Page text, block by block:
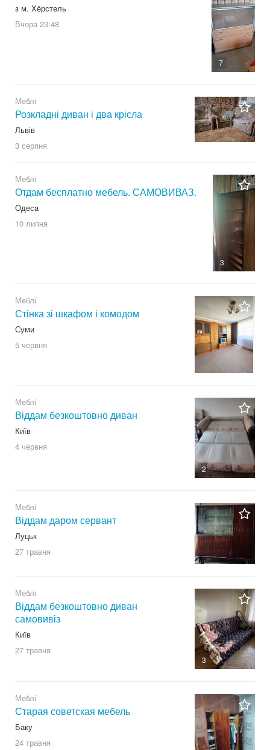
7
з м. Хёрстель
Вчора 23:48
Меблі
Розкладні диван і два крісла
Львів
3 серпня
3
Меблі
Отдам бесплатно мебель. САМОВИВАЗ.
Одеса
10 липня
Меблі
Стінка зі шкафом і комодом
Суми
5 червня
2
Меблі
Віддам безкоштовно диван
Київ
4 червня
Меблі
Віддам даром сервант
Луцьк
27 травня
3
Меблі
Віддам безкоштовно диван
самовивіз
Київ
27 травня
Меблі
Старая советская мебель
Баку
24 травня